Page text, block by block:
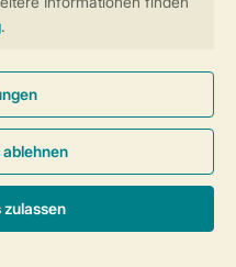
und Einstellungen